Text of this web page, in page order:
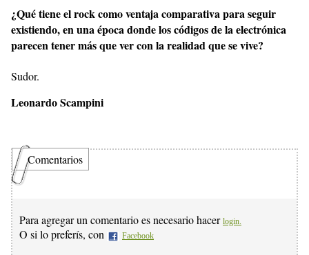
¿Qué tiene el rock como ventaja comparativa para seguir
existiendo, en una época donde los códigos de la electrónica
parecen tener más que ver con la realidad que se vive?
Sudor.
Leonardo Scampini
Comentarios
Para agregar un comentario es necesario hacer login.
O si lo preferís, con Facebook